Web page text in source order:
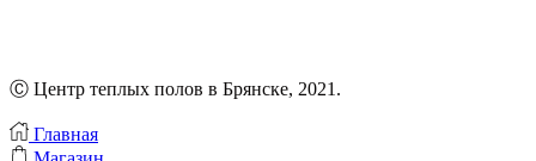
Ⓒ Центр теплых полов в Брянске, 2021.
Главная